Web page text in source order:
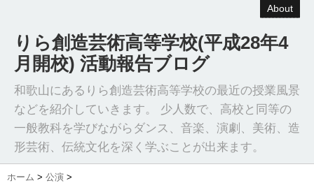
About
りら創造芸術高等学校(平成28年4
月開校) 活動報告ブログ
和歌山にあるりら創造芸術高等学校の最近の授業風景
などを紹介していきます。 少人数で、高校と同等の
一般教科を学びながらダンス、音楽、演劇、美術、造
形芸術、伝統文化を深く学ぶことが出来ます。
ホーム > 公演 >